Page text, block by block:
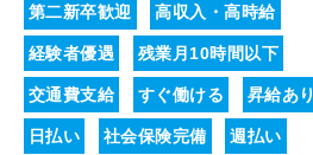
第二新卒歓迎 高収入・高時給
経験者優遇 残業月10時間以下
交通費支給 すぐ働ける 昇給あり
日払い 社会保険完備 週払い